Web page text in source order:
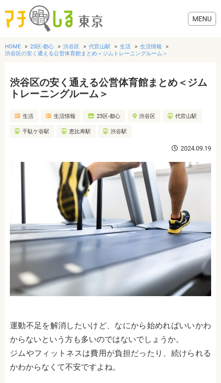
グルメ
美容・健康
おでかけ
生活
HOME 23区-都心 渋谷区 代官山駅 生活
生活情報
渋谷区の安く通える公営体育館まとめ＜ジムトレーニングルーム＞
渋谷区の安く通える公営体育館まとめ＜ジム
トレーニングルーム＞
生活 生活情報 23区-都心 渋谷区 代官山駅
千駄ケ谷駅 恵比寿駅 渋谷駅
2024.09.19
運動不足を解消したいけど、なにから始めればいいかわ
からないという方も多いのではないでしょうか。
ジムやフィットネスは費用が負担だったり、続けられる
かわからなくて不安ですよね。